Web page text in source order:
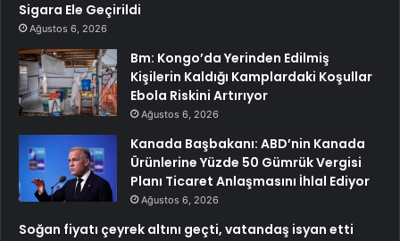
Sigara Ele Geçirildi
Ağustos 6, 2026
Bm: Kongo’da Yerinden Edilmiş
Kişilerin Kaldığı Kamplardaki Koşullar
Ebola Riskini Artırıyor
Ağustos 6, 2026
Kanada Başbakanı: ABD’nin Kanada
Ürünlerine Yüzde 50 Gümrük Vergisi
Planı Ticaret Anlaşmasını İhlal Ediyor
Ağustos 6, 2026
Soğan fiyatı çeyrek altını geçti, vatandaş isyan etti